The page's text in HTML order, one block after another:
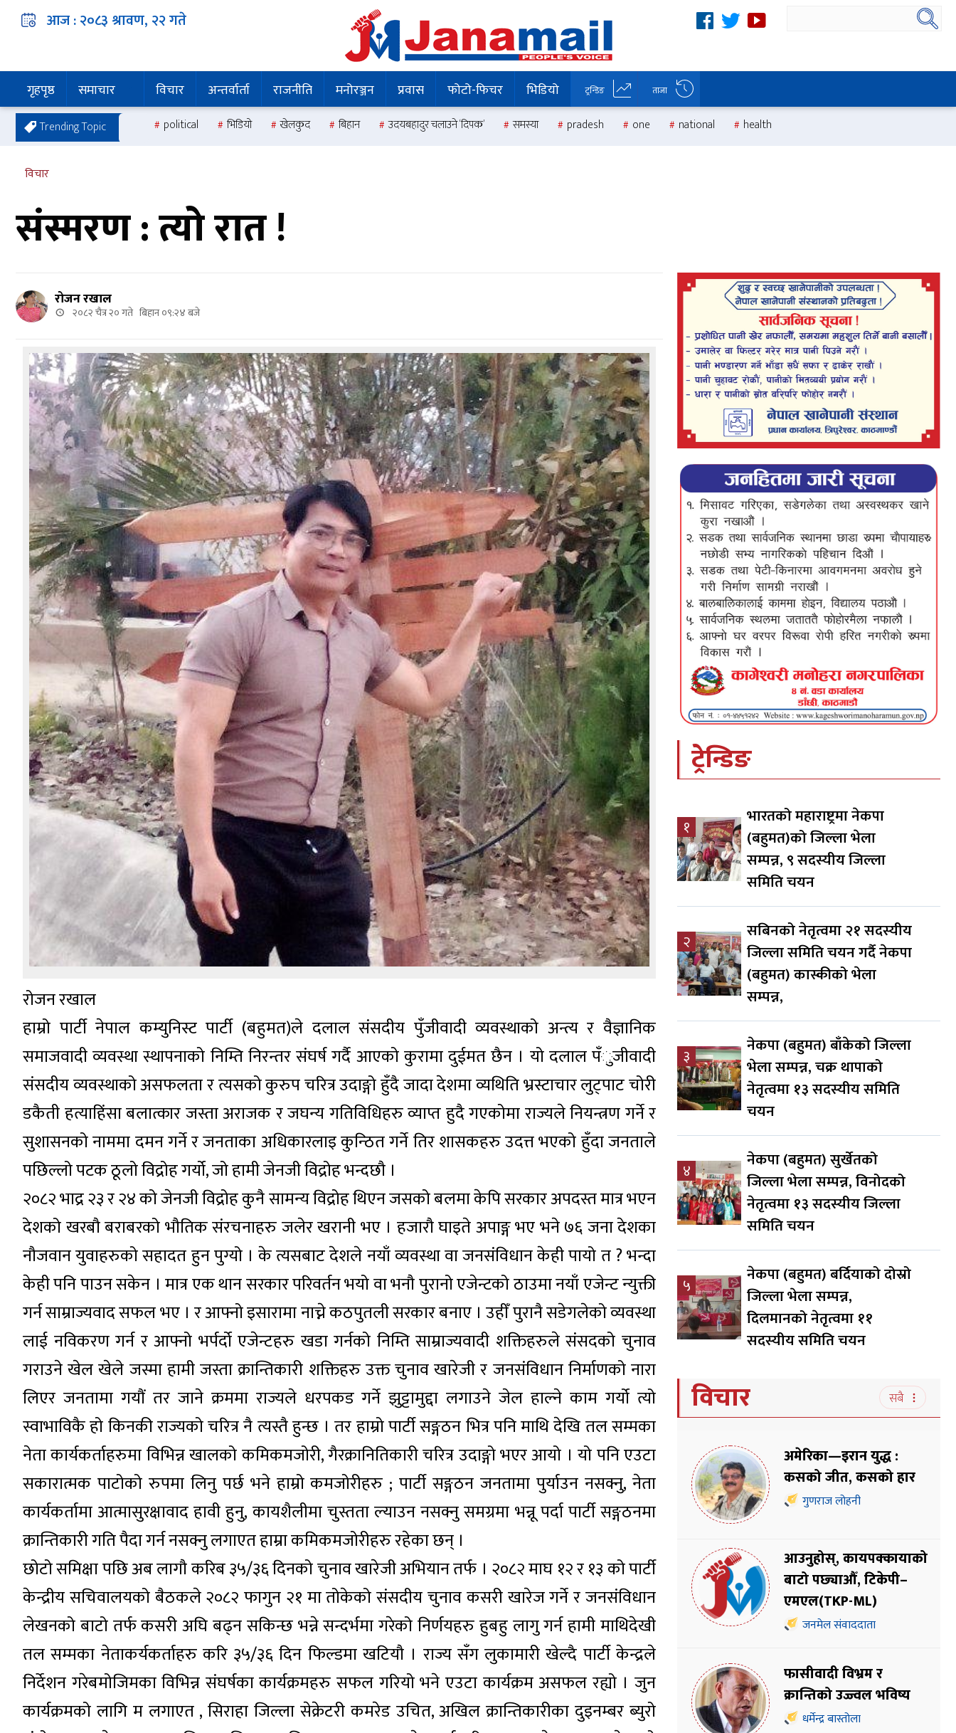
आज :२०८३ श्रावण, २२गते
गृहपृष्ठ समाचार विचार अन्तर्वार्ता राजनीति मनोरञ्जन प्रवास फोटो-फिचर भिडियो ट्रन्डिङ ताजा
Trending Topic political भिडियो खेलकुद बिहान उदयबहादुर चलाउने ‘दिपक’ समस्या pradesh one national health
विचार
संस्मरण : त्यो रात !
रोजन रखाल
२०८२ चैत्र २० गते बिहान ०९:२४ बजे
रोजन रखाल
हाम्रो पार्टी नेपाल कम्युनिस्ट पार्टी (बहुमत)ले दलाल संसदीय पुँजीवादी व्यवस्थाको अन्त्य र वैज्ञानिक
समाजवादी व्यवस्था स्थापनाको निम्ति निरन्तर संघर्ष गर्दै आएको कुरामा दुईमत छैन । यो दलाल पँुजीवादी
संसदीय व्यवस्थाको असफलता र त्यसको कुरुप चरित्र उदाङ्गो हुँदै जादा देशमा व्यथिति भ्रस्टाचार लुट्पाट चोरी
डकैती हत्याहिंसा बलात्कार जस्ता अराजक र जघन्य गतिविधिहरु व्याप्त हुदै गएकोमा राज्यले नियन्त्रण गर्ने र
सुशासनको नाममा दमन गर्ने र जनताका अधिकारलाइ कुन्ठित गर्ने तिर शासकहरु उदत्त भएको हुँदा जनताले
पछिल्लो पटक ठूलो विद्रोह गर्यो, जो हामी जेनजी विद्रोह भन्दछौ ।
२०८२ भाद्र २३ र २४ को जेनजी विद्रोह कुनै सामन्य विद्रोह थिएन जसको बलमा केपि सरकार अपदस्त मात्र भएन
देशको खरबौ बराबरको भौतिक संरचनाहरु जलेर खरानी भए । हजारौ घाइते अपाङ्ग भए भने ७६ जना देशका
नौजवान युवाहरुको सहादत हुन पुग्यो । के त्यसबाट देशले नयाँ व्यवस्था वा जनसंविधान केही पायो त ? भन्दा
केही पनि पाउन सकेन । मात्र एक थान सरकार परिवर्तन भयो वा भनौ पुरानो एजेन्टको ठाउमा नयाँ एजेन्ट न्युक्ती
गर्न साम्राज्यवाद सफल भए । र आफ्नो इसारामा नाच्ने कठपुतली सरकार बनाए । उहीँ पुरानै सडेगलेको व्यवस्था
लाई नविकरण गर्न र आफ्नो भर्पर्दो एजेन्टहरु खडा गर्नको निम्ति साम्राज्यवादी शक्तिहरुले संसदको चुनाव
गराउने खेल खेले जस्मा हामी जस्ता क्रान्तिकारी शक्तिहरु उक्त चुनाव खारेजी र जनसंविधान निर्माणको नारा
लिएर जनतामा गयौं तर जाने क्रममा राज्यले धरपकड गर्ने झुट्टामुद्दा लगाउने जेल हाल्ने काम गर्यो त्यो
स्वाभाविकै हो किनकी राज्यको चरित्र नै त्यस्तै हुन्छ । तर हाम्रो पार्टी सङ्गठन भित्र पनि माथि देखि तल सम्मका
नेता कार्यकर्ताहरुमा विभिन्न खालको कमिकमजोरी, गैरक्रानितिकारी चरित्र उदाङ्गो भएर आयो । यो पनि एउटा
सकारात्मक पाटोको रुपमा लिनु पर्छ भने हाम्रो कमजोरीहरु ; पार्टी सङ्गठन जनतामा पुर्याउन नसक्नु, नेता
कार्यकर्तामा आत्मासुरक्षावाद हावी हुनु, कायशैलीमा चुस्तता ल्याउन नसक्नु समग्रमा भन्नू पर्दा पार्टी सङ्गठनमा
क्रान्तिकारी गति पैदा गर्न नसक्नु लगाएत हाम्रा कमिकमजोरीहरु रहेका छन् ।
छोटो समिक्षा पछि अब लागौ करिब ३५/३६ दिनको चुनाव खारेजी अभियान तर्फ । २०८२ माघ १२ र १३ को पार्टी
केन्द्रीय सचिवालयको बैठकले २०८२ फागुन २१ मा तोकेको संसदीय चुनाव कसरी खारेज गर्ने र जनसंविधान
लेखनको बाटो तर्फ कसरी अघि बढ्न सकिन्छ भन्ने सन्दर्भमा गरेको निर्णयहरु हुबहु लागु गर्न हामी माथिदेखी
तल सम्मका नेताकर्यकर्ताहरु करि ३५/३६ दिन फिल्डमा खटियौ । राज्य सँग लुकामारी खेल्दै पार्टी केन्द्रले
निर्देशन गरेबमोजिमका विभिन्न संघर्षका कार्यक्रमहरु सफल गरियो भने एउटा कार्यक्रम असफल रह्यो । जुन
कार्यक्रमको लागि म लगाएत , सिराहा जिल्ला सेक्रेटरी कमरेड उचित, अखिल क्रान्तिकारीका दुइनम्बर ब्युरो
ट्रेन्डिङ
१
भारतको महाराष्ट्रमा नेकपा
(बहुमत)को जिल्ला भेला
सम्पन्न, ९ सदस्यीय जिल्ला
समिति चयन
२
सबिनको नेतृत्वमा २१ सदस्यीय
जिल्ला समिति चयन गर्दै नेकपा
(बहुमत) कास्कीको भेला
सम्पन्न,
३
नेकपा (बहुमत) बाँकेको जिल्ला
भेला सम्पन्न, चक्र थापाको
नेतृत्वमा १३ सदस्यीय समिति
चयन
४
नेकपा (बहुमत) सुर्खेतको
जिल्ला भेला सम्पन्न, विनोदको
नेतृत्वमा १३ सदस्यीय जिल्ला
समिति चयन
५
नेकपा (बहुमत) बर्दियाको दोस्रो
जिल्ला भेला सम्पन्न,
दिलमानको नेतृत्वमा ११
सदस्यीय समिति चयन
विचार सबै
अमेरिका—इरान युद्ध :
कसको जीत, कसको हार
गुणराज लोहनी
आउनुहोस्, कायपक्कायाको
बाटो पछ्याऔँ, टिकेपी–
एमएल(TKP-ML)
जनमेल संवाददाता
फासीवादी विभ्रम र
क्रान्तिको उज्ज्वल भविष्य
धर्मेन्द्र बास्तोला